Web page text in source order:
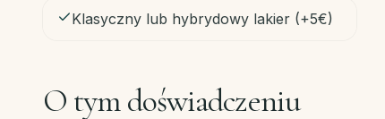
Klasyczny lub hybrydowy lakier (+5€)
O tym doświadczeniu